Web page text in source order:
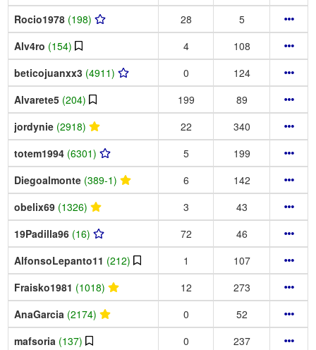
Rocio1978 (198) 28
5
Alv4ro (154) 4
108
beticojuanxx3 (4911) 0
124
Alvarete5 (204) 199
89
jordynie (2918) 22
340
totem1994 (6301) 5
199
Diegoalmonte (389-1) 6
142
obelix69 (1326) 3
43
19Padilla96 (16) 72
46
AlfonsoLepanto11 (212) 1
107
Fraisko1981 (1018) 12
273
AnaGarcia (2174) 0
52
mafsoria (137) 0
237